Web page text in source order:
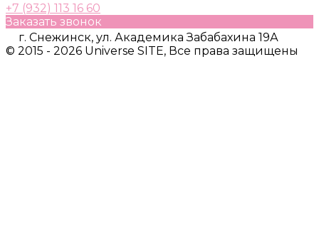
+7 (932) 113 16 60
Заказать звонок
г. Снежинск, ул. Академика Забабахина 19А
© 2015 - 2026 Universe SITE, Все права защищены